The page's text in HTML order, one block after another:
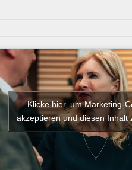
Klicke hier, um Marketing-
akzeptieren und diesen Inhalt